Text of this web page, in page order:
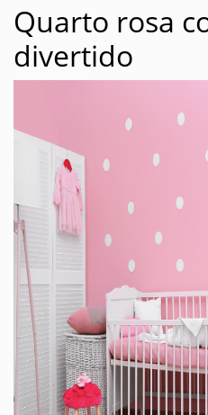
Quarto rosa
divertido